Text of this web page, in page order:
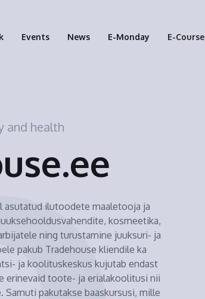
Events News E-Monday E-Course
and health
asutatud ilutoodete maaletooja ja
kosmeetika,
ning turustamine juuksuri- ja
pakub Tradehouse kliendile ka
ja koolituskeskus kujutab endast
erinevaid toote- ja erialakoolitusi nii
pakutakse baaskursusi, mille